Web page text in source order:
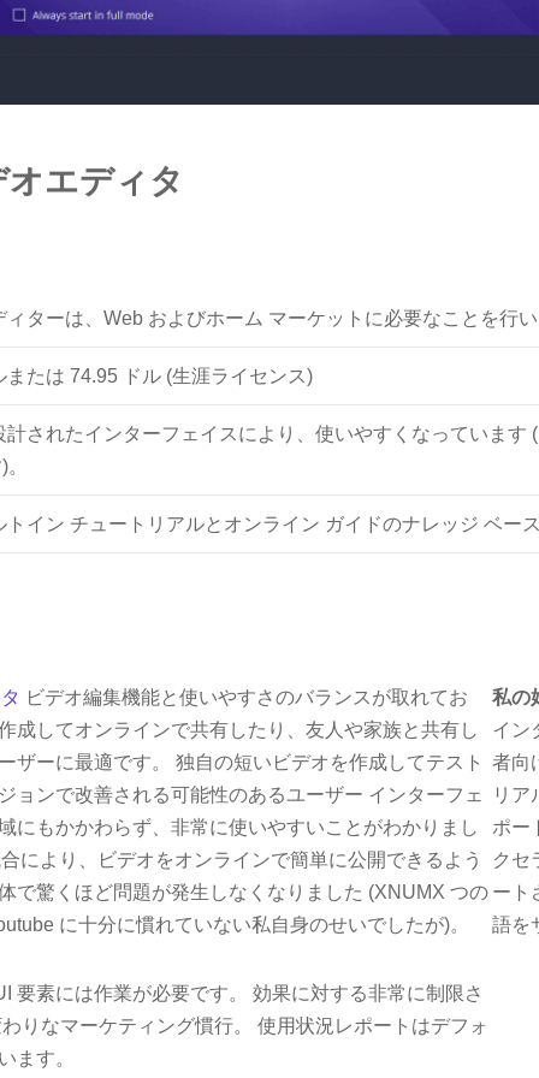
エディタ
ィターは、Web およびホーム マーケットに必要なことを行
または 74.95 ドル (生涯ライセンス)
計されたインターフェイスにより、使いやすくなっています
トイン チュートリアルとオンライン ガイドのナレッジ ベー
ビデオ編集機能と使いやすさのバランスが取れてお
成してオンラインで共有したり、友人や家族と共有し
ザーに最適です。 独自の短いビデオを作成してテスト
ョンで改善される可能性のあるユーザー インターフェ
にもかかわらず、非常に使いやすいことがわかりまし
により、ビデオをオンラインで簡単に公開できるよう
で驚くほど問題が発生しなくなりました (XNUMX つの
に十分に慣れていない私自身のせいでしたが)。
私の
イン
者向
リア
ポー
クセ
ート
語を
要素には作業が必要です。 効果に対する非常に制限さ
りなマーケティング慣行。 使用状況レポートはデフォ
ます。